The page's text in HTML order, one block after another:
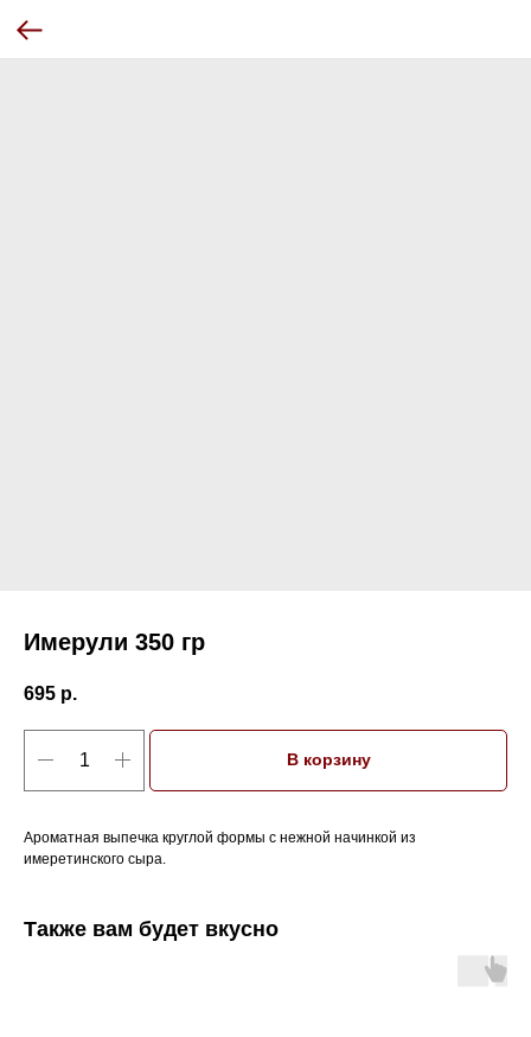
Имерули 350 гр
695 р.
В корзину
Ароматная выпечка круглой формы с нежной начинкой из
имеретинского сыра.
Также вам будет вкусно